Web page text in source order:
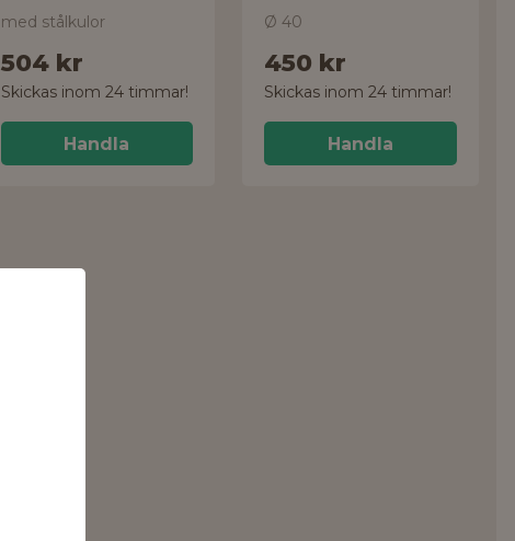
med stålkulor
504 kr
Skickas inom 24 timmar!
Handla
Ø 40
450 kr
Skickas inom 24 timmar!
Handla